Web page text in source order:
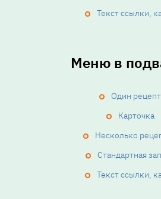
Текст ссылки,
Меню в
Один рецепт
Карточка
Несколько
Стандартная
Текст ссылки,